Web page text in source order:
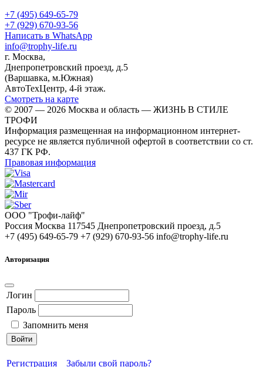
+7 (495) 649-65-79
+7 (929) 670-93-56
Написать в WhatsApp
info@trophy-life.ru
г. Москва,
Днепропетровский проезд, д.5
(Варшавка, м.Южная)
АвтоТехЦентр, 4-й этаж.
Смотреть на карте
© 2007 — 2026 Москва и область — ЖИЗНЬ В СТИЛЕ
ТРОФИ
Информация размещенная на информационном интернет-
ресурсе не является публичной офертой в соответствии со ст.
437 ГК РФ.
Правовая информация
ООО "Трофи-лайф"
Россия Москва 117545 Днепропетровский проезд, д.5
+7 (495) 649-65-79 +7 (929) 670-93-56 info@trophy-life.ru
Авторизация
Логин
Пароль
Запомнить меня
Войти
Регистрация Забыли свой пароль?